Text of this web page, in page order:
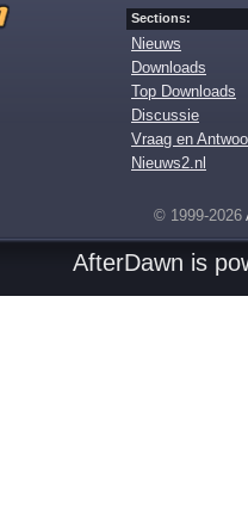
Sections:
Nieuws
Downloads
Top Downloads
Discussie
Vraag en
Nieuws2.nl
© 1999-2026
AfterDawn is